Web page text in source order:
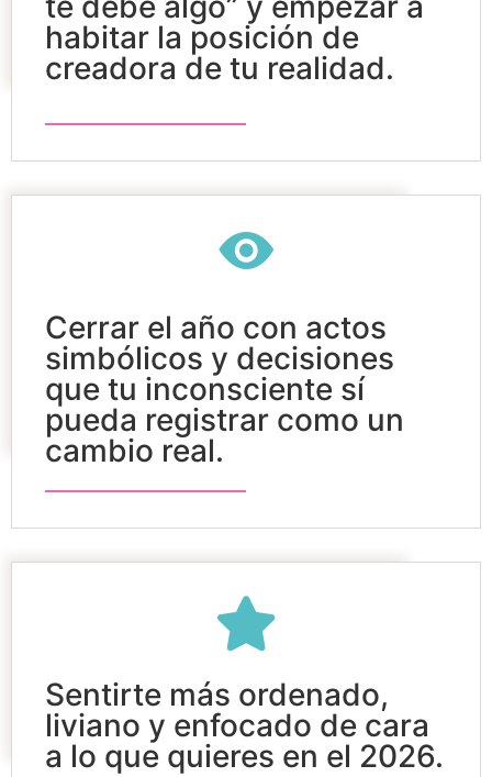
habitar la posición de
creadora de tu realidad.
Cerrar el año con actos
simbólicos y decisiones
que tu inconsciente sí
pueda registrar como un
cambio real.
Sentirte más ordenado,
liviano y enfocado de cara
a lo que quieres en el 2026.